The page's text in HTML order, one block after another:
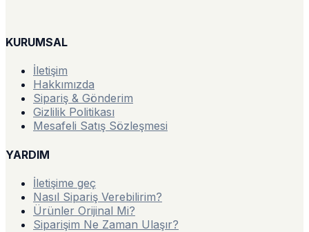
KURUMSAL
İletişim
Hakkımızda
Sipariş & Gönderim
Gizlilik Politikası
Mesafeli Satış Sözleşmesi
YARDIM
İletişime geç
Nasıl Sipariş Verebilirim?
Ürünler Orijinal Mi?
Siparişim Ne Zaman Ulaşır?